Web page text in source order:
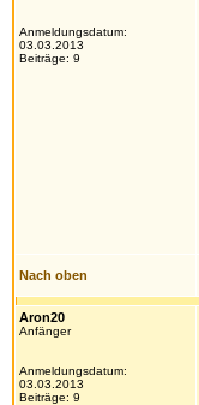
Anmeldungsdatum:
03.03.2013
Beiträge: 9
Nach oben
Aron20
Anfänger
Anmeldungsdatum:
03.03.2013
Beiträge: 9